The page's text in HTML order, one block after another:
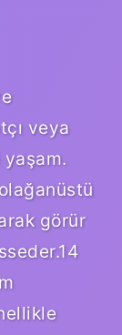
veya
görür